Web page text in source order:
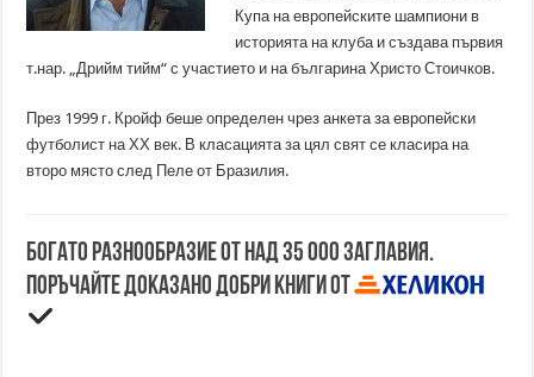
Купа на европейските шампиони в
историята на клуба и създава първия
т.нар. „Дрийм тийм“ с участието и на българина Христо Стоичков.
През 1999 г. Кройф беше определен чрез анкета за европейски
футболист на ХХ век. В класацията за цял свят се класира на
второ място след Пеле от Бразилия.
Богато разнообразие от над 35 000 заглавия.
Поръчайте доказано добри книги от